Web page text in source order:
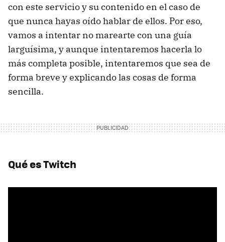
con este servicio y su contenido en el caso de
que nunca hayas oído hablar de ellos. Por eso,
vamos a intentar no marearte con una guía
larguísima, y aunque intentaremos hacerla lo
más completa posible, intentaremos que sea de
forma breve y explicando las cosas de forma
sencilla.
Qué es Twitch